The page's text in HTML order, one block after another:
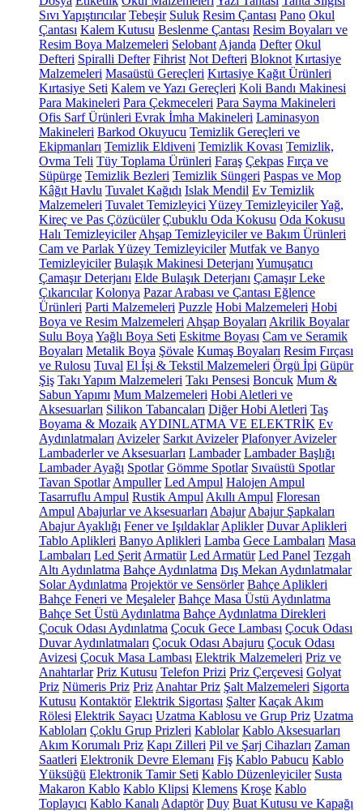
Sıvı Yapıştırıcılar Tebeşir Suluk Resim Çantası Pano Okul
Çantası Kalem Kutusu Beslenme Çantası Resim Boyaları ve
Resim Boya Malzemeleri Selobant Ajanda Defter Okul
Defteri Spiralli Defter Fihrist Not Defteri Bloknot Kırtasiye
Malzemeleri Masaüstü Gereçleri Kırtasiye Kağıt Ürünleri
Kırtasiye Seti Kalem ve Yazı Gereçleri Koli Bandı Makinesi
Para Makineleri Para Çekmeceleri Para Sayma Makineleri
Ofis Sarf Ürünleri Evrak İmha Makineleri Laminasyon
Makineleri Barkod Okuyucu Temizlik Gereçleri ve
Ekipmanları Temizlik Eldiveni Temizlik Kovası Temizlik,
Ovma Teli Tüy Toplama Ürünleri Faraş Çekpas Fırça ve
Süpürge Temizlik Bezleri Temizlik Süngeri Paspas ve Mop
Kâğıt Havlu Tuvalet Kağıdı Islak Mendil Ev Temizlik
Malzemeleri Tuvalet Temizleyici Yüzey TemizleyicilerYağ,
Kireç ve Pas Çözücüler Çubuklu Oda Kokusu Oda Kokusu
Halı Temizleyiciler Ahşap Temizleyiciler ve Bakım Ürünleri
Cam ve Parlak Yüzey Temizleyiciler Mutfak ve Banyo
Temizleyiciler Bulaşık Makinesi Deterjanı Yumuşatıcı
Çamaşır Deterjanı Elde Bulaşık Deterjanı Çamaşır Leke
Çıkarıcılar Kolonya Pazar Arabası ve Çantası Eğlence
Ürünleri Parti Malzemeleri Puzzle Hobi Malzemeleri Hobi
Boya ve Resim Malzemeleri Ahşap Boyaları Akrilik Boyalar
Sulu Boya Yağlı Boya Seti Eskitme Boyası Cam ve Seramik
Boyaları Metalik Boya Şövale Kumaş Boyaları Resim Fırçası
ve Rulosu Tuval El İşi & Tekstil Malzemeleri Örgü İpi Güpür
Şiş Takı Yapım Malzemeleri Takı Pensesi Boncuk Mum &
Sabun Yapımı Mum Malzemeleri Hobi Aletleri ve
Aksesuarları Silikon Tabancaları Diğer Hobi Aletleri Taş
Boyama & Mozaik AYDINLATMA VE ELEKTRİK Ev
Aydınlatmaları Avizeler Sarkıt Avizeler Plafonyer Avizeler
Lambaderler ve Aksesuarları Lambader Lambader Başlığı
Lambader Ayağı Spotlar Gömme Spotlar Sıvaüstü Spotlar
Tavan Spotlar Ampuller Led Ampul Halojen Ampul
Tasarruflu Ampul Rustik Ampul Akıllı Ampul Floresan
Ampul Abajurlar ve Aksesuarları Abajur Abajur Şapkaları
Abajur Ayaklığı Fener ve Işıldaklar Aplikler Duvar Aplikleri
Tablo Aplikleri Banyo Aplikleri Lamba Gece Lambaları Masa
Lambaları Led Şerit Armatür Led Armatür Led Panel Tezgah
Altı Aydınlatma Bahçe Aydınlatma Dış Mekan Aydınlatmalar
Solar Aydınlatma Projektör ve Sensörler Bahçe Aplikleri
Bahçe Feneri ve Meşaleler Bahçe Masa Üstü Aydınlatma
Bahçe Set Üstü Aydınlatma Bahçe Aydınlatma Direkleri
Çocuk Odası Aydınlatma Çocuk Gece Lambası Çocuk Odası
Duvar Aydınlatmaları Çocuk Odası Abajuru Çocuk Odası
Avizesi Çocuk Masa Lambası Elektrik Malzemeleri Priz ve
Anahtarlar Priz Kutusu Telefon Prizi Priz Çerçevesi Golyat
Priz Nümeris Priz Priz Anahtar Priz Şalt Malzemeleri Sigorta
Kutusu Kontaktör Elektrik Sigortası Şalter Kaçak Akım
Rölesi Elektrik Sayacı Uzatma Kablosu ve Grup Priz Uzatma
Kabloları Çoklu Grup Prizleri Kablolar Kablo Aksesuarları
Akım Korumalı Priz Kapı Zilleri Pil ve Şarj Cihazları Zaman
Saatleri Elektronik Devre Elemanı Fiş Kablo Pabucu Kablo
Yüksüğü Elektronik Tamir Seti Kablo Düzenleyiciler Susta
Makaron Kablo Kablo Klipsi Klemens Kroşe Kablo
Toplayıcı Kablo Kanalı Adaptör Duy Buat Kutusu ve Kapağı